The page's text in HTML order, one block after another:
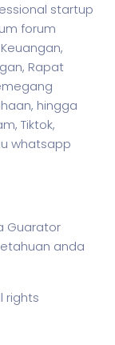
startup
forum
Rapat
hingga
Tiktok,
whatsapp
Guarator
anda
rights